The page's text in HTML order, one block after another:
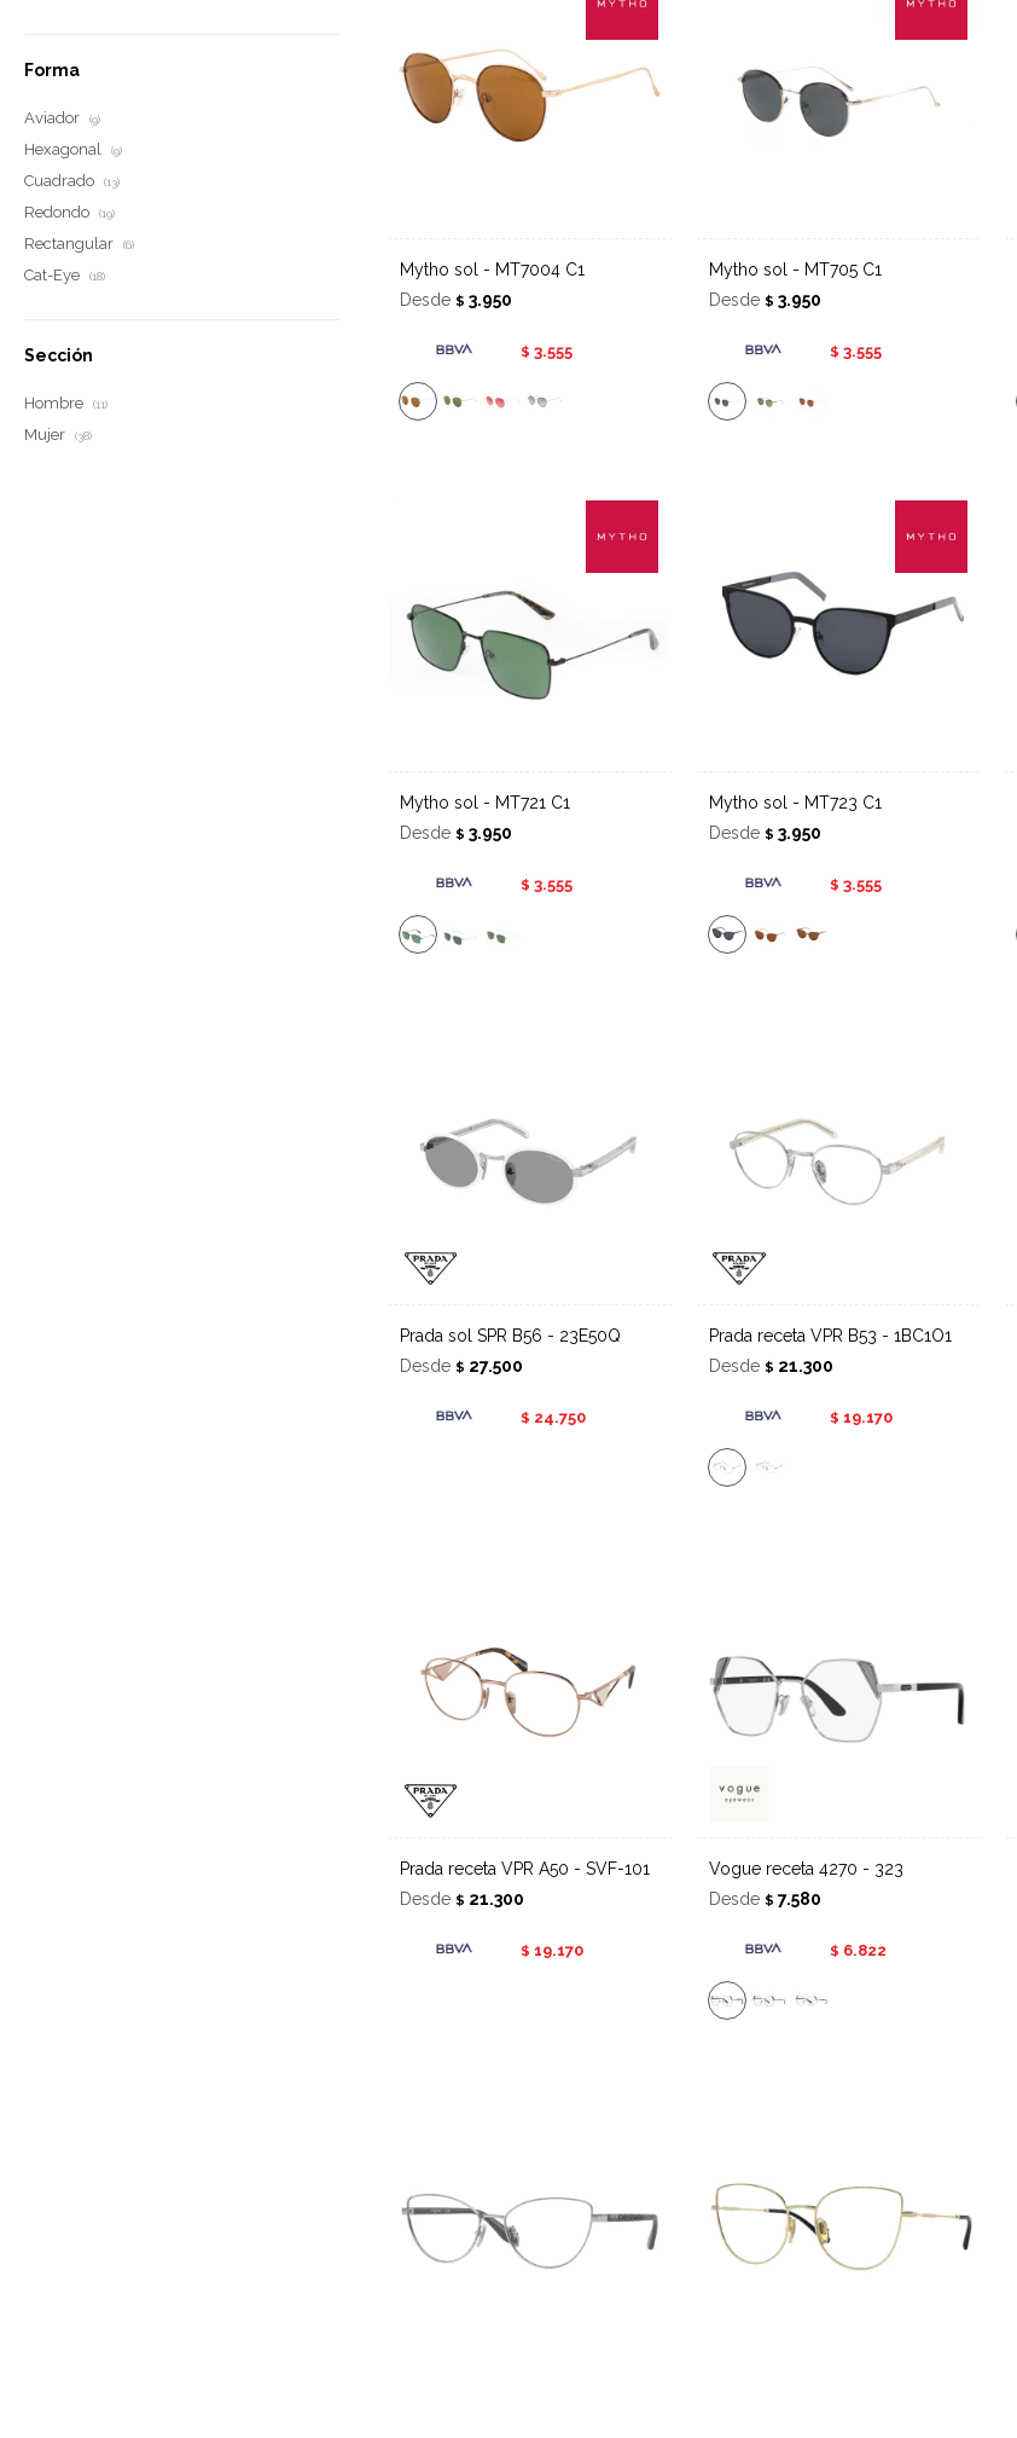
Mytho sol - MT7004 C1
Desde $ 3.950
$ 3.555
Mytho sol - MT705 C1
Desde $ 3.950
$ 3.555
Mytho sol - MT721 C1
Desde $ 3.950
$ 3.555
Mytho sol - MT723 C1
Desde $ 3.950
$ 3.555
Prada sol SPR B56 - 23E50Q
Desde $ 27.500
$ 24.750
Prada receta VPR B53 - 1BC1O1
Desde $ 21.300
$ 19.170
Prada receta VPR A50 - SVF-101
Desde $ 21.300
$ 19.170
Vogue receta 4270 - 323
Desde $ 7.580
$ 6.822
Forma
Aviador (9)
Hexagonal (9)
Cuadrado (13)
Redondo (19)
Rectangular (6)
Cat-Eye (18)
Sección
Hombre (11)
Mujer (38)